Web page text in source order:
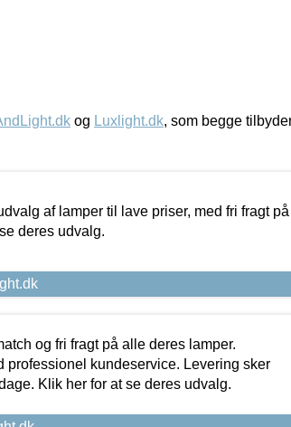
og Luxlight.dk, som begge
af lamper til lave priser, med fri fragt på
deres udvalg.
og fri fragt på alle deres lamper.
professionel kundeservice. Levering sker
Klik her for at se deres udvalg.